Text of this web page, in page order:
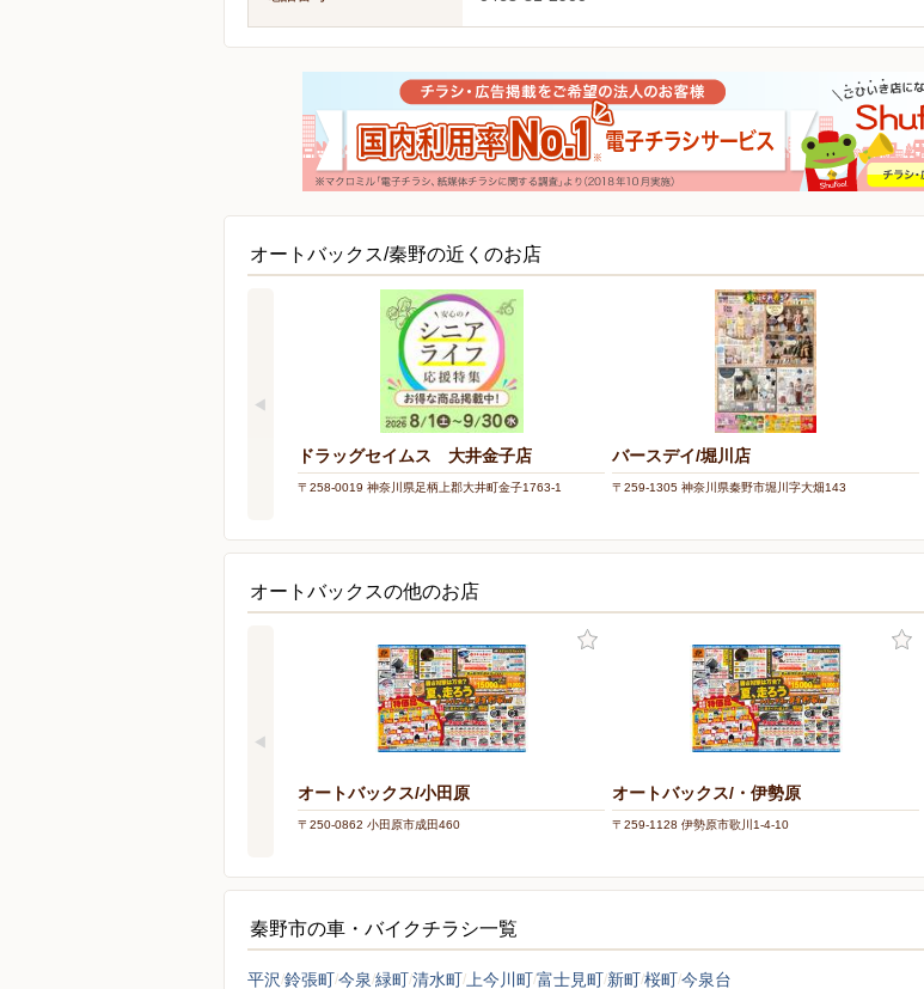
オートバックス/秦野の近くのお店
ドラッグセイムス 大井金子店
〒258-0019 神奈川県足柄上郡大井町金子1763-1
バースデイ/堀川店
〒259-1305 神奈川県秦野市堀川字大畑143
オートバックスの他のお店
オートバックス/小田原
〒250-0862 小田原市成田460
オートバックス/・伊勢原
〒259-1128 伊勢原市歌川1-4-10
秦野市の車・バイクチラシ一覧
平沢 鈴張町今泉 緑町清水町 上今川町富士見町 新町桜町今泉台